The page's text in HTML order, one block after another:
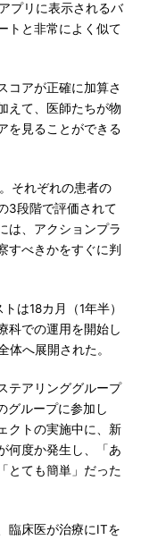
プリに表示されるバ
トと非常によく似て
コアが正確に加算さ
えて、医師たちが物
を見ることができる
それぞれの患者の
3段階で評価されて
は、アクションプラ
すべきかをすぐに判
は18カ月（1年半）
科での運用を開始し
体へ展開された。
テアリンググループ
グループに参加し
クトの実施中に、新
何度か発生し、「あ
とても簡単」だった
臨床医が治療にITを